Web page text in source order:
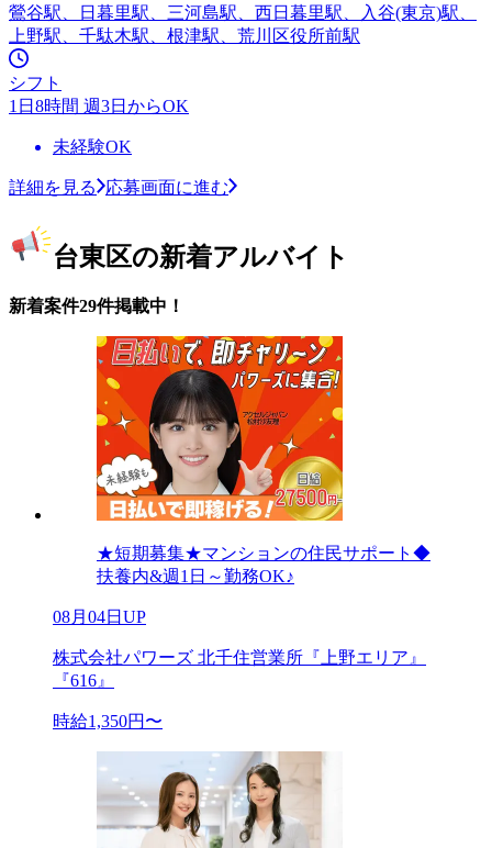
鶯谷駅、日暮里駅、三河島駅、西日暮里駅、入谷(東京)駅、
上野駅、千駄木駅、根津駅、荒川区役所前駅
シフト
1日8時間 週3日からOK
未経験OK
詳細を見る 応募画面に進む
台東区の新着アルバイト
新着案件29件掲載中！
★短期募集★マンションの住民サポート◆
扶養内&週1日～勤務OK♪
08月04日UP
株式会社パワーズ 北千住営業所『上野エリア』
『616』
時給1,350円〜